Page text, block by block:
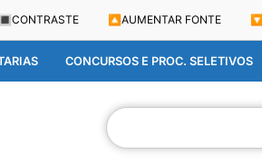
🔳 CONTRASTE 🔼 AUMENTAR FONTE 🔽
CONCURSOS E PROC. SELETIVOS